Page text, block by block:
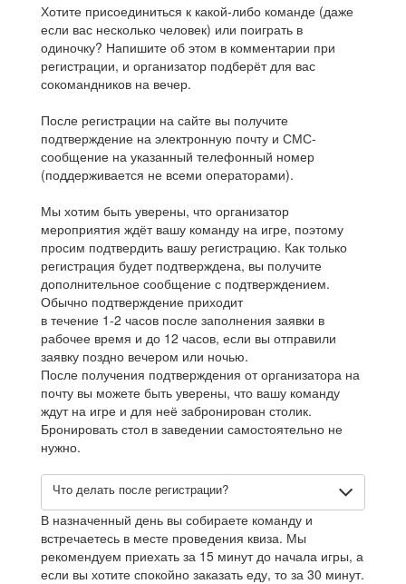
Хотите присоединиться к какой-либо команде (даже
если вас несколько человек) или поиграть в
одиночку? Напишите об этом в комментарии при
регистрации, и организатор подберёт для вас
сокомандников на вечер.
После регистрации на сайте вы получите
подтверждение на электронную почту и СМС-
сообщение на указанный телефонный номер
(поддерживается не всеми операторами).
Мы хотим быть уверены, что организатор
мероприятия ждёт вашу команду на игре, поэтому
просим подтвердить вашу регистрацию. Как только
регистрация будет подтверждена, вы получите
дополнительное сообщение с подтверждением.
Обычно подтверждение приходит
в течение 1-2 часов после заполнения заявки в
рабочее время и до 12 часов, если вы отправили
заявку поздно вечером или ночью.
После получения подтверждения от организатора на
почту вы можете быть уверены, что вашу команду
ждут на игре и для неё забронирован столик.
Бронировать стол в заведении самостоятельно не
нужно.
Что делать после регистрации?
В назначенный день вы собираете команду и
встречаетесь в месте проведения квиза. Мы
рекомендуем приехать за 15 минут до начала игры, а
если вы хотите спокойно заказать еду, то за 30 минут.